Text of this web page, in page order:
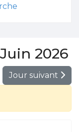
2026
Jour suivant